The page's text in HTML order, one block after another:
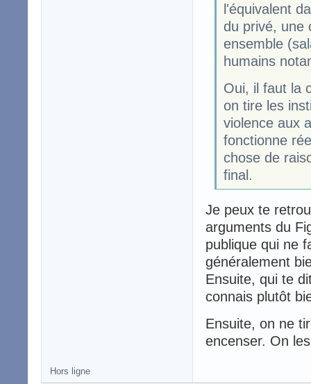
l'équivalent
du privé, une
ensemble
humains
Oui, il faut la
on tire les
violence aux
fonctionne
chose de
final.
Je peux te
arguments du
publique qui ne
généralement
Ensuite, qui te
connais plutôt
Ensuite, on ne
encenser. On
Hors ligne